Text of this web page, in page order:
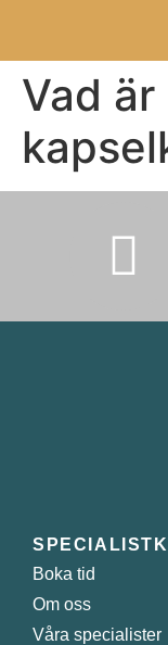
Vad är
Boka tid
Om oss
Våra specialister